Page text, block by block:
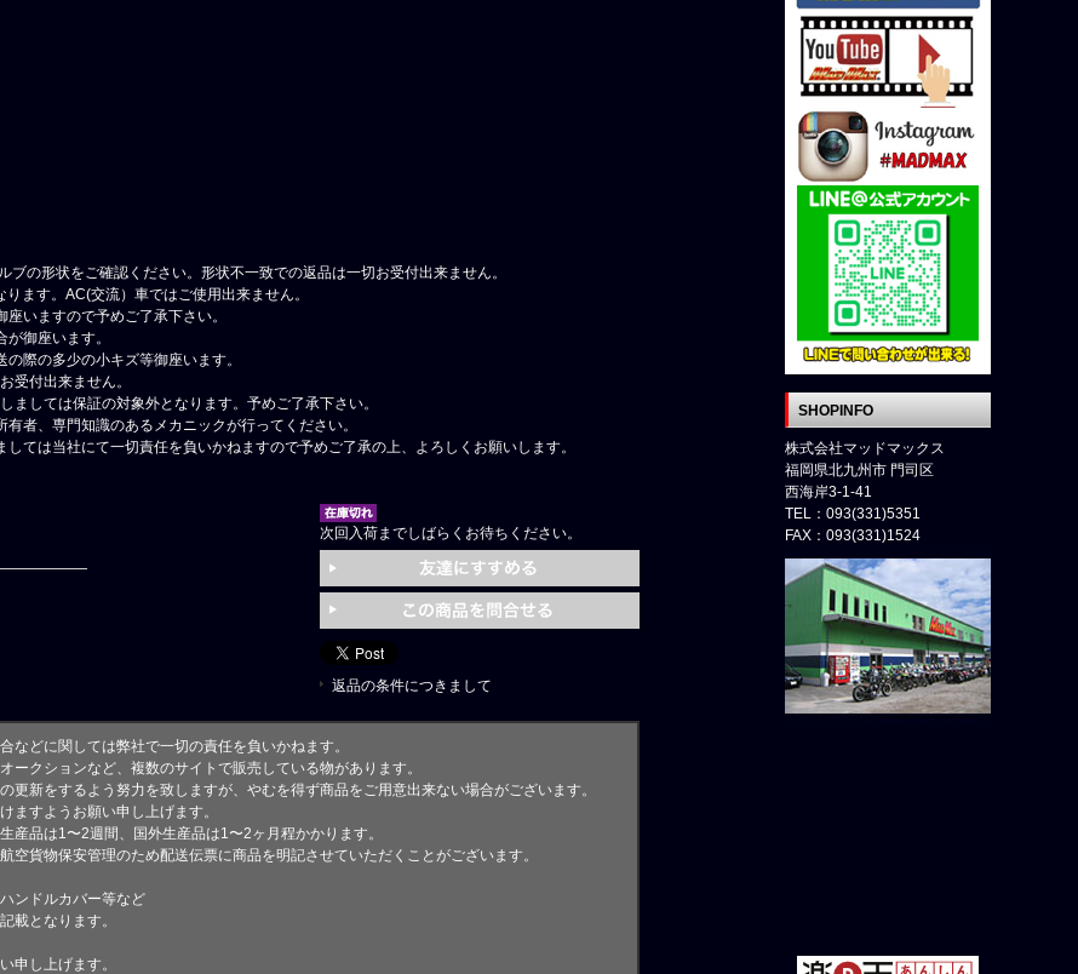
の形状をご確認ください。形状不一致での返品は一切お受付出来ません。
ます。AC(交流）車ではご使用出来ません。
いますので予めご了承下さい。
御座います。
際の多少の小キズ等御座います。
受付出来ません。
ましては保証の対象外となります。予めご了承下さい。
者、専門知識のあるメカニックが行ってください。
ては当社にて一切責任を負いかねますので予めご了承の上、よろしくお願いします。
次回入荷までしばらくお待ちください。
返品の条件につきまして
などに関しては弊社で一切の責任を負いかねます。
ークションなど、複数のサイトで販売している物があります。
更新をするよう努力を致しますが、やむを得ず商品をご用意出来ない場合がございます。
すようお願い申し上げます。
産品は1〜2週間、国外生産品は1〜2ヶ月程かかります。
空貨物保安管理のため配送伝票に商品を明記させていただくことがございます。
ンドルカバー等など
載となります。
申し上げます。
SHOPINFO
株式会社マッドマックス
福岡県北九州市 門司区
西海岸3-1-41
TEL：093(331)5351
FAX：093(331)1524